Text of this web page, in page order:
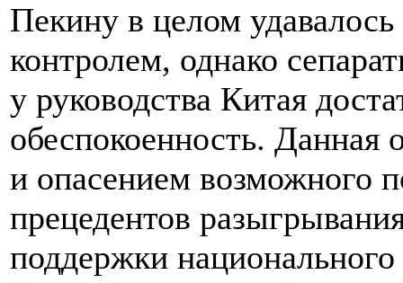
Пекину в целом
контролем, однако
у руководства Китая
обеспокоенность. Данная
и опасением возможного
прецедентов
поддержки